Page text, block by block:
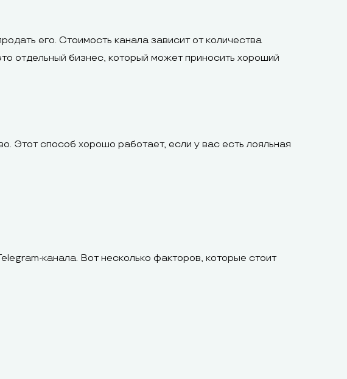
его. Стоимость канала зависит от количества
отдельный бизнес, который может приносить хороший
Этот способ хорошо работает, если у вас есть лояльная
канала. Вот несколько факторов, которые стоит